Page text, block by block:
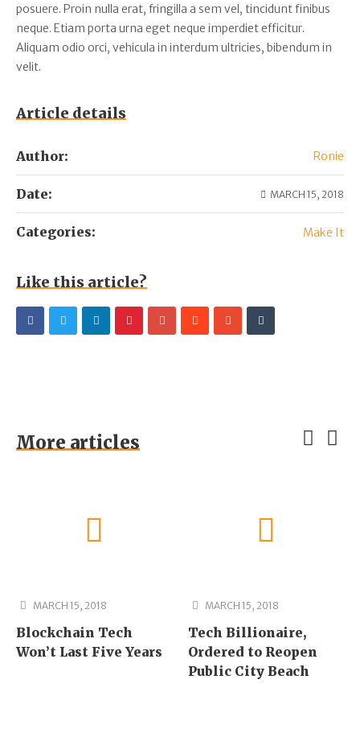
posuere. Proin nulla erat, fringilla a sem vel, tincidunt finibus
neque. Etiam porta urna eget neque imperdiet efficitur.
Aliquam odio orci, vehicula in interdum ultricies, bibendum in
velit.
Article details
Author: Ronie
Date: MARCH 15, 2018
Categories: Make It
Like this article?
More articles
MARCH 15, 2018
Blockchain Tech
Won’t Last Five Years
MARCH 15, 2018
Tech Billionaire,
Ordered to Reopen
Public City Beach